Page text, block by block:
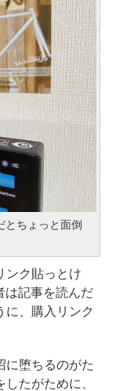
とちょっと面倒
ンク貼っとけ
は記事を読んだ
に、購入リンク
堕ちるのがた
たがために、